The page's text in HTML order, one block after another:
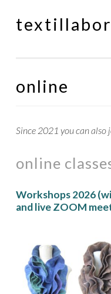
Springe
textillabor
online
Since 2021 you can also
online
Workshops 2026
and live ZOOM